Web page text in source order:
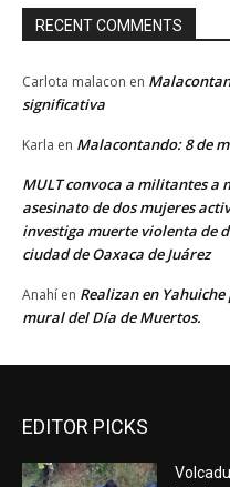
RECENT COMMENTS
Carlota malacon en
significativa
Karla en Malacontando: 8 de
MULT convoca a militantes
asesinato de dos mujeres
investiga muerte violenta de
ciudad de Oaxaca de Juárez
Anahí en Realizan en
mural del Día de Muertos.
EDITOR PICKS